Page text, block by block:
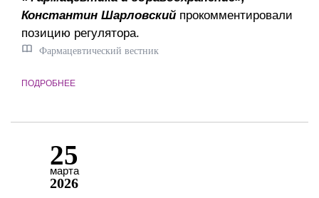
Константин Шарловский прокомментировали
позицию регулятора.
Фармацевтический вестник
ПОДРОБНЕЕ
25
марта
2026